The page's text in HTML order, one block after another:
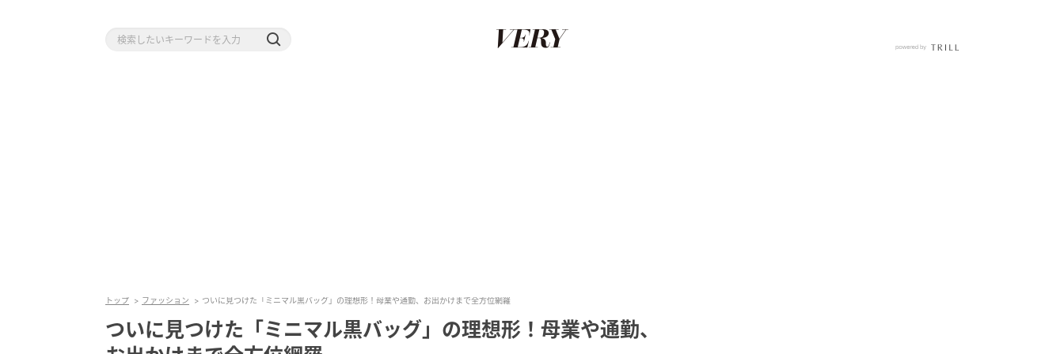
トップ ファッション ついに見つけた「ミニマル黒バッグ」の理想形！母業や通勤、お出かけまで全方位網羅
ついに見つけた「ミニマル黒バッグ」の理想形！母業や通勤、